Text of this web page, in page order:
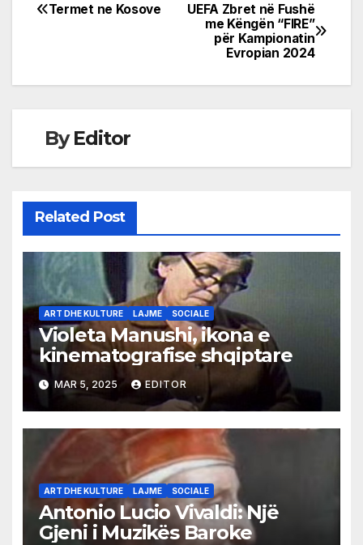
Post
UEFA Zbret në Fushë
me Këngën “FIRE”
për Kampionatin
Evropian 2024
Termet ne Kosove
ByEditor
Related Post
ART DHE KULTURE LAJME SOCIALE
Violeta Manushi, ikona e
kinematografise shqiptare
MAR 5, 2025 EDITOR
ART DHE KULTURE LAJME SOCIALE
Antonio Lucio Vivaldi: Një
Gjeni i Muzikës Baroke